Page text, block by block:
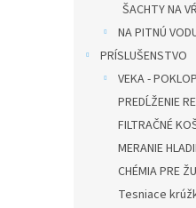
ŠACHTY NA
NA PITNÚ
PRÍSLUŠENSTVO
VEKA -
PREDĹŽENIE
FILTRAČNÉ
MERANIE
CHÉMIA PRE
Tesniace